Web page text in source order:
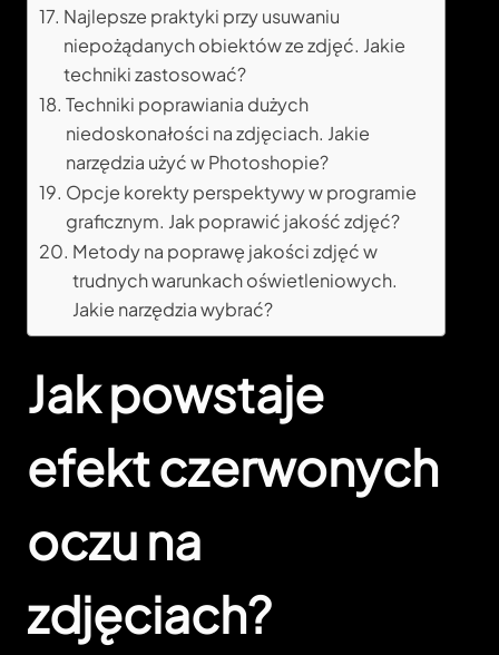
Najlepsze praktyki przy usuwaniu
niepożądanych obiektów ze zdjęć. Jakie
techniki zastosować?
Techniki poprawiania dużych
niedoskonałości na zdjęciach. Jakie
narzędzia użyć w Photoshopie?
Opcje korekty perspektywy w programie
graficznym. Jak poprawić jakość zdjęć?
Metody na poprawę jakości zdjęć w
trudnych warunkach oświetleniowych.
Jakie narzędzia wybrać?
Jak powstaje
efekt czerwonych
oczu na
zdjęciach?